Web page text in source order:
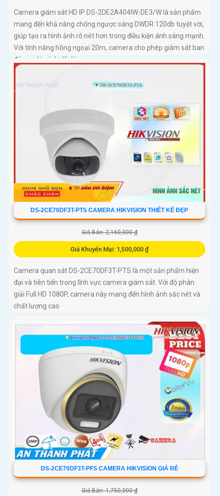
Camera giám sát HD IP DS-2DE2A404IW-DE3/W là sản phẩm
mang đến khả năng chống ngược sáng DWDR 120db tuyệt vời,
giúp tạo ra hình ảnh rõ nét hơn trong điều kiện ánh sáng mạnh.
Với tính năng hồng ngoại 20m, camera cho phép giám sát ban
đêm một cách dễ dàng
DS-2CE70DF3T-PTS CAMERA HIKVISION THIẾT KẾ ĐẸP
Giá Bán: 2,160,000 ₫
Giá Khuyến Mại: 1,500,000 ₫
Camera quan sát DS-2CE70DF3T-PTS là một sản phẩm hiện
đại và tiên tiến trong lĩnh vực camera giám sát. Với độ phân
giải Full HD 1080P, camera này mang đến hình ảnh sắc nét và
chất lượng cao
DS-2CE70DF3T-PFS CAMERA HIKVISION GIÁ RẺ
Giá Bán: 1,750,000 ₫